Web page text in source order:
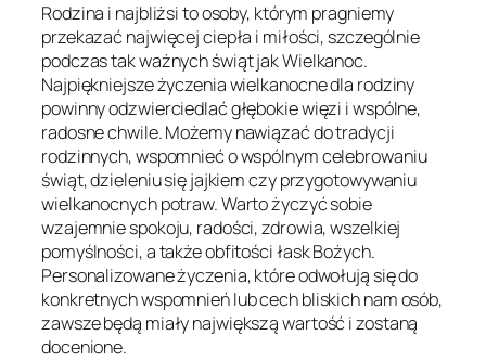
Rodzina i najbliżsi to osoby, którym pragniemy
przekazać najwięcej ciepła i miłości, szczególnie
podczas tak ważnych świąt jak Wielkanoc.
Najpiękniejsze życzenia wielkanocne dla rodziny
powinny odzwierciedlać głębokie więzi i wspólne,
radosne chwile. Możemy nawiązać do tradycji
rodzinnych, wspomnieć o wspólnym celebrowaniu
świąt, dzieleniu się jajkiem czy przygotowywaniu
wielkanocnych potraw. Warto życzyć sobie
wzajemnie spokoju, radości, zdrowia, wszelkiej
pomyślności, a także obfitości łask Bożych.
Personalizowane życzenia, które odwołują się do
konkretnych wspomnień lub cech bliskich nam osób,
zawsze będą miały największą wartość i zostaną
docenione.